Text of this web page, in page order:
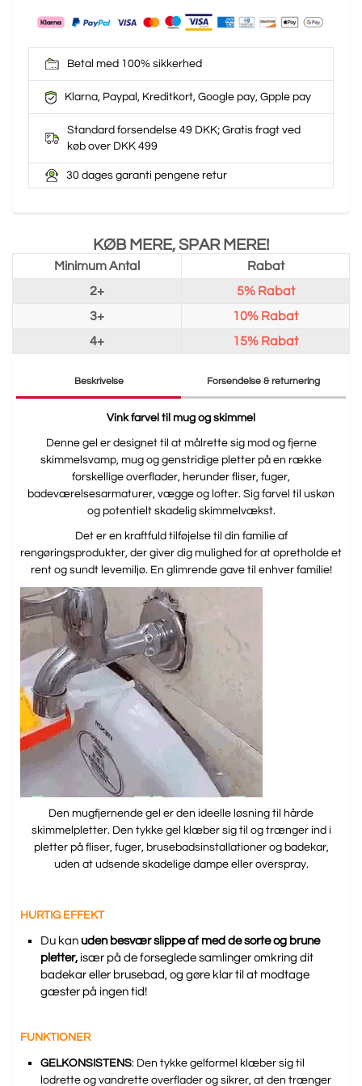
Betal med 100% sikkerhed
Klarna, Paypal, Kreditkort, Google pay, Gpple pay
Standard forsendelse 49 DKK; Gratis fragt ved
køb over DKK 499
30 dages garanti pengene retur
KØB MERE, SPAR MERE!
Minimum Antal
Rabat
2+
5% Rabat
3+
10% Rabat
4+
15% Rabat
Beskrivelse Forsendelse & returnering
Vink farvel til mug og skimmel
Denne gel er designet til at målrette sig mod og fjerne
skimmelsvamp, mug og genstridige pletter på en række
forskellige overflader, herunder fliser, fuger,
badeværelsesarmaturer, vægge og lofter. Sig farvel til uskøn
og potentielt skadelig skimmelvækst.
Det er en kraftfuld tilføjelse til din familie af
rengøringsprodukter, der giver dig mulighed for at opretholde et
rent og sundt levemiljø. En glimrende gave til enhver familie!
Den mugfjernende gel er den ideelle løsning til hårde
skimmelpletter. Den tykke gel klæber sig til og trænger ind i
pletter på fliser, fuger, brusebadsinstallationer og badekar,
uden at udsende skadelige dampe eller overspray.
HURTIG EFFEKT
Du kan uden besvær slippe af med de sorte og brune
pletter, især på de forseglede samlinger omkring dit
badekar eller brusebad, og gøre klar til at modtage
gæster på ingen tid!
FUNKTIONER
GELKONSISTENS: Den tykke gelformel klæber sig til
lodrette og vandrette overflader og sikrer, at den trænger